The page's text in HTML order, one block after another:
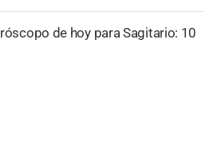
de hoy para Sagitario: 10